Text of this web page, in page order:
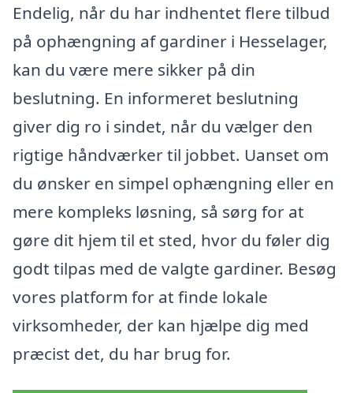
Endelig, når du har indhentet flere tilbud
på ophængning af gardiner i Hesselager,
kan du være mere sikker på din
beslutning. En informeret beslutning
giver dig ro i sindet, når du vælger den
rigtige håndværker til jobbet. Uanset om
du ønsker en simpel ophængning eller en
mere kompleks løsning, så sørg for at
gøre dit hjem til et sted, hvor du føler dig
godt tilpas med de valgte gardiner. Besøg
vores platform for at finde lokale
virksomheder, der kan hjælpe dig med
præcist det, du har brug for.